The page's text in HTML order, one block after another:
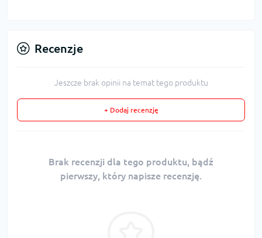
Recenzje
Jeszcze brak opinii na temat tego produktu
+ Dodaj recenzję
Brak recenzji dla tego produktu, bądź
pierwszy, który napisze recenzję.